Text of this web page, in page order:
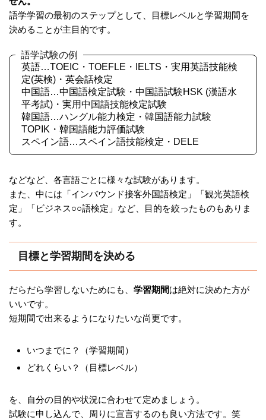
語学学習の最初のステップとして、目標レベルと学習期間を
決めることが主目的です。
語学試験の例
英語…TOEIC・TOEFLE・IELTS・実用英語技能検
定(英検)・英会話検定
中国語…中国語検定試験・中国語試験HSK (漢語水
平考試)・実用中国語技能検定試験
韓国語…ハングル能力検定・韓国語能力試験
TOPIK・韓国語能力評価試験
スペイン語…スペイン語技能検定・DELE
などなど、各言語ごとに様々な試験があります。
また、中には「インバウンド接客外国語検定」「観光英語検
定」「ビジネス○○語検定」など、目的を絞ったものもありま
す。
目標と学習期間を決める
だらだら学習しないためにも、 学習期間は絶対に決めた方が
いいです。
短期間で出来るようになりたいな尚更です。
いつまでに？（学習期間）
どれくらい？（目標レベル）
を、自分の目的や状況に合わせて定めましょう。
試験に申し込んで、周りに宣言するのも良い方法です。笑